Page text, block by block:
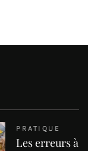
PRATIQUE
Les erreurs à